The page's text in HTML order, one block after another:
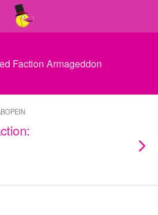
Faction Armageddon